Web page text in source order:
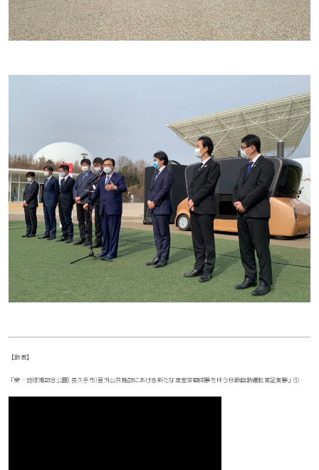
【動画】
「愛・地球博記念公園(長久手市)屋外公共施設における新たな車室空間体験を伴う移動自動運転実証実験」①